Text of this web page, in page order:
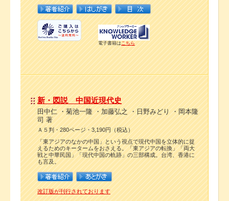
電子書籍は こちら
新・図説 中国近現代史
田中仁 ・菊池一隆 ・加藤弘之 ・日野みどり ・岡本隆
司 著
Ａ５判・280ページ・3,190円（税込）
「東アジアのなかの中国」という視点で現代中国を立体的に捉
えるためのキータームをおさえる。「東アジアの転換」「両大
戦と中華民国」「現代中国の軌跡」の三部構成。台湾、香港に
も言及。
改訂版が刊行されております